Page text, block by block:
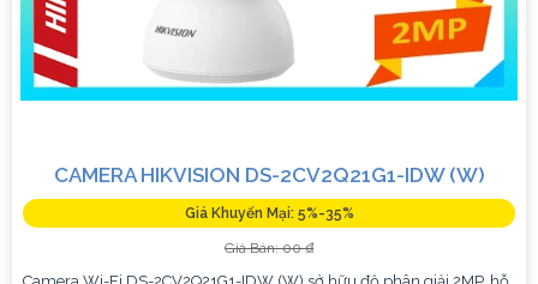
CAMERA HIKVISION DS-2CV2Q21G1-IDW (W)
Giá Khuyến Mại: 5%-35%
Giá Bán: 00 ₫